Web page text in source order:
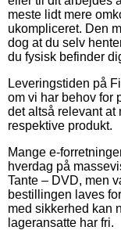
meste lidt mere
ukompliceret. Den
dog at du selv
du fysisk befinder
Leveringstiden på
om vi har behov for
det altså relevant at
respektive produkt.
Mange e-
hverdag på
Tante – DVD, men
bestillingen laves
med sikkerhed kan
lageransatte har fri.